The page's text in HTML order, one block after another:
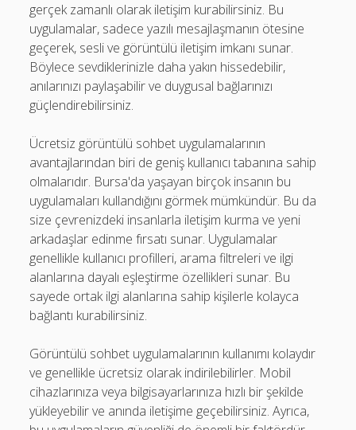
gerçek zamanlı olarak iletişim kurabilirsiniz. Bu
uygulamalar, sadece yazılı mesajlaşmanın ötesine
geçerek, sesli ve görüntülü iletişim imkanı sunar.
Böylece sevdiklerinizle daha yakın hissedebilir,
anılarınızı paylaşabilir ve duygusal bağlarınızı
güçlendirebilirsiniz.
Ücretsiz görüntülü sohbet uygulamalarının
avantajlarından biri de geniş kullanıcı tabanına sahip
olmalarıdır. Bursa'da yaşayan birçok insanın bu
uygulamaları kullandığını görmek mümkündür. Bu da
size çevrenizdeki insanlarla iletişim kurma ve yeni
arkadaşlar edinme fırsatı sunar. Uygulamalar
genellikle kullanıcı profilleri, arama filtreleri ve ilgi
alanlarına dayalı eşleştirme özellikleri sunar. Bu
sayede ortak ilgi alanlarına sahip kişilerle kolayca
bağlantı kurabilirsiniz.
Görüntülü sohbet uygulamalarının kullanımı kolaydır
ve genellikle ücretsiz olarak indirilebilirler. Mobil
cihazlarınıza veya bilgisayarlarınıza hızlı bir şekilde
yükleyebilir ve anında iletişime geçebilirsiniz. Ayrıca,